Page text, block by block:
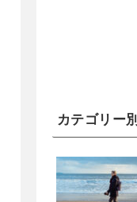
カテゴリー